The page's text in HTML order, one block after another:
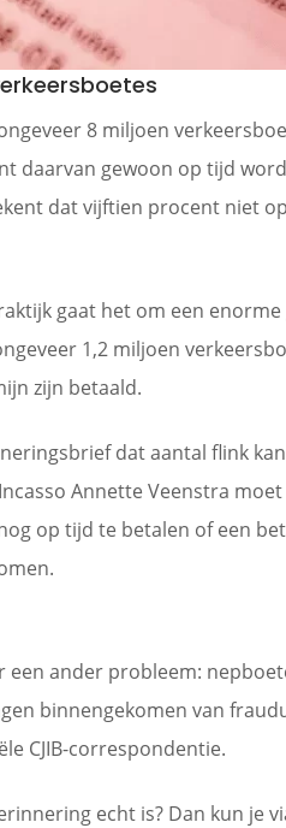
8 miljoen
daarvan gewoon op tijd
dat vijftien procent niet
gaat het om een
1,2 miljoen
zijn betaald.
dat aantal flink
Annette Veenstra
op tijd te betalen of een
een ander probleem:
binnengekomen van
CJIB-correspondentie.
echt is? Dan kun je